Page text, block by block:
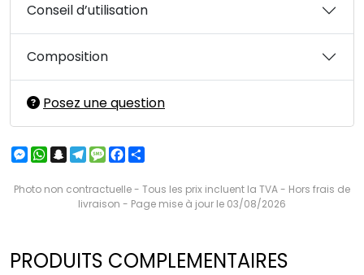
Conseil d’utilisation
Composition
Posez une question
Messenger
WhatsApp
Snapchat
Telegram
MessageFacebook
Photo non contractuelle - Tous les prix incluent la TVA - Hors frais de
livraison - Page mise à jour le 03/08/2026
PRODUITS COMPLEMENTAIRES